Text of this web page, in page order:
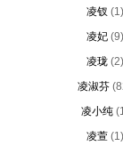
凌钗 (1)
凌妃 (9)
凌珑 (2)
凌淑芬
凌小纯
凌萱 (1)